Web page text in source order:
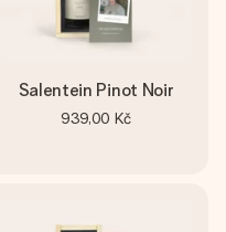
Salentein Pinot Noir
939,00 Kč